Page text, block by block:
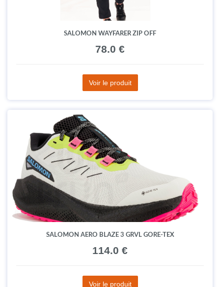
SALOMON WAYFARER ZIP OFF
78.0 €
Voir le produit
SALOMON AERO BLAZE 3 GRVL GORE-TEX
114.0 €
Voir le produit